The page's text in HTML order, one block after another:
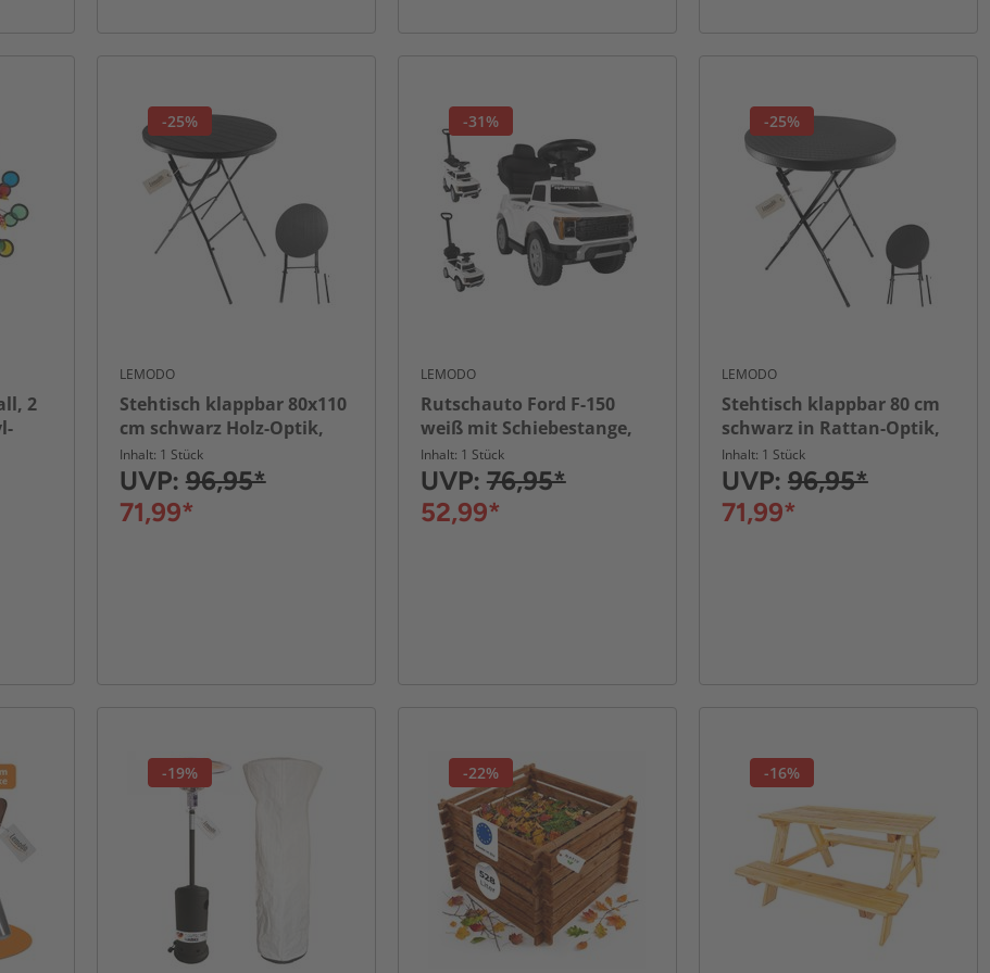
2
-25%
LEMODO
Stehtisch klappbar 80x110
cm schwarz Holz-Optik,
Kunststofftischplatte
Inhalt: 1 Stück
UVP: 96,95*
71,99*
-31%
LEMODO
Rutschauto Ford F-150
weiß mit Schiebestange,
Bügel und Staufach
Inhalt: 1 Stück
UVP: 76,95*
52,99*
-25%
LEMODO
Stehtisch klappbar 80 cm
schwarz in Rattan-Optik,
Höhe 110 cm
Inhalt: 1 Stück
UVP: 96,95*
71,99*
-19% -22% -16%